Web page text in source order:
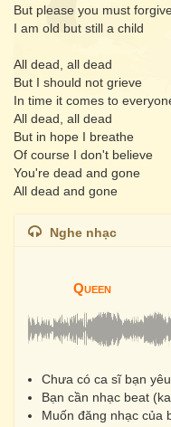
But please you must
I am old but still a child
All dead, all dead
But I should not grieve
In time it comes to
All dead, all dead
But in hope I breathe
Of course I don't believe
You're dead and gone
All dead and gone
Nghe nhạc
Queen
Chưa có ca sĩ bạn
Bạn cần nhạc beat
Muốn đăng nhạc của